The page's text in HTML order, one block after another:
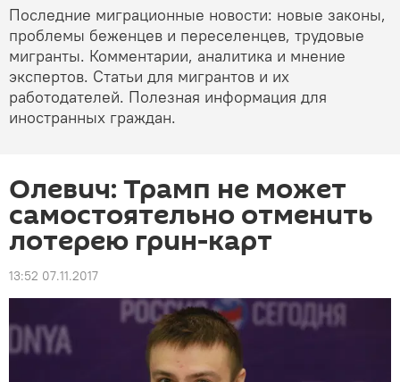
Последние миграционные новости: новые законы,
проблемы беженцев и переселенцев, трудовые
мигранты. Комментарии, аналитика и мнение
экспертов. Статьи для мигрантов и их
работодателей. Полезная информация для
иностранных граждан.
Олевич: Трамп не может
самостоятельно отменить
лотерею грин-карт
13:52 07.11.2017